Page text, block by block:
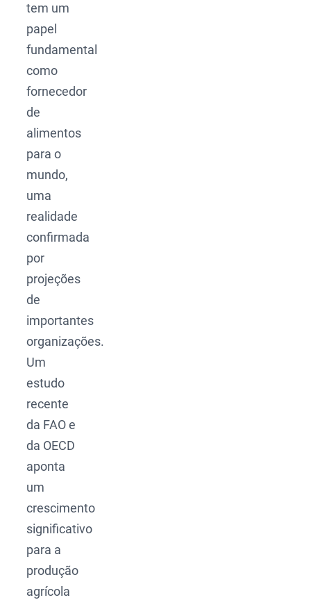
tem um
papel
fundamental
como
fornecedor
de
alimentos
para o
mundo,
uma
realidade
confirmada
por
projeções
de
importantes
organizações.
Um
estudo
recente
da FAO e
da OECD
aponta
um
crescimento
significativo
para a
produção
agrícola